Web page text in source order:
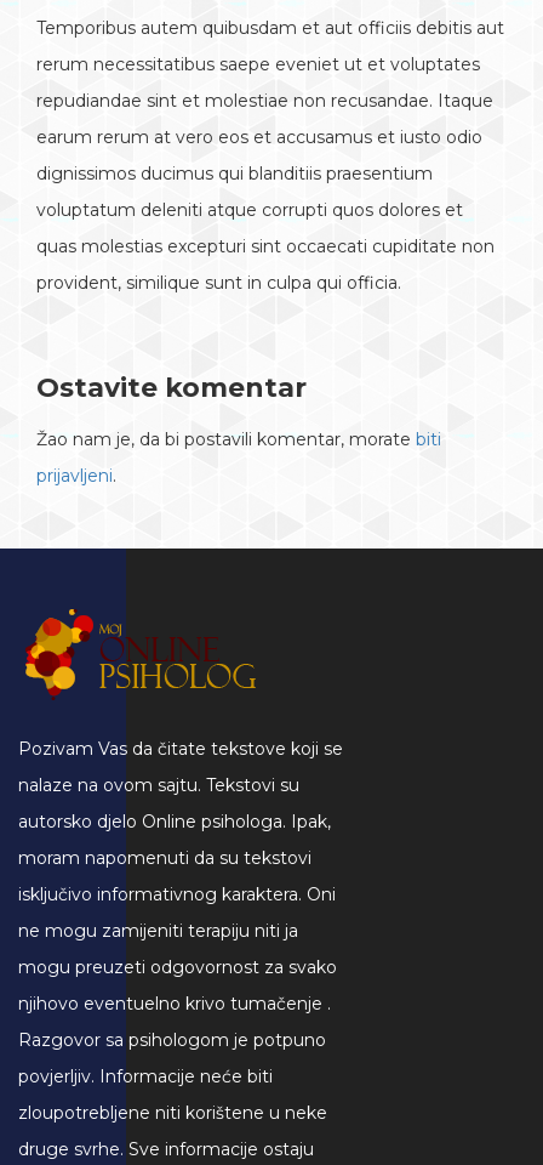
Temporibus autem quibusdam et aut officiis debitis aut
rerum necessitatibus saepe eveniet ut et voluptates
repudiandae sint et molestiae non recusandae. Itaque
earum rerum at vero eos et accusamus et iusto odio
dignissimos ducimus qui blanditiis praesentium
voluptatum deleniti atque corrupti quos dolores et
quas molestias excepturi sint occaecati cupiditate non
provident, similique sunt in culpa qui officia.
Ostavite komentar
Žao nam je, da bi postavili komentar, morate biti
prijavljeni.
Pozivam Vas da čitate tekstove koji se
nalaze na ovom sajtu. Tekstovi su
autorsko djelo Online psihologa. Ipak,
moram napomenuti da su tekstovi
isključivo informativnog karaktera. Oni
ne mogu zamijeniti terapiju niti ja
mogu preuzeti odgovornost za svako
njihovo eventuelno krivo tumačenje .
Razgovor sa psihologom je potpuno
povjerljiv. Informacije neće biti
zloupotrebljene niti korištene u neke
druge svrhe. Sve informacije ostaju